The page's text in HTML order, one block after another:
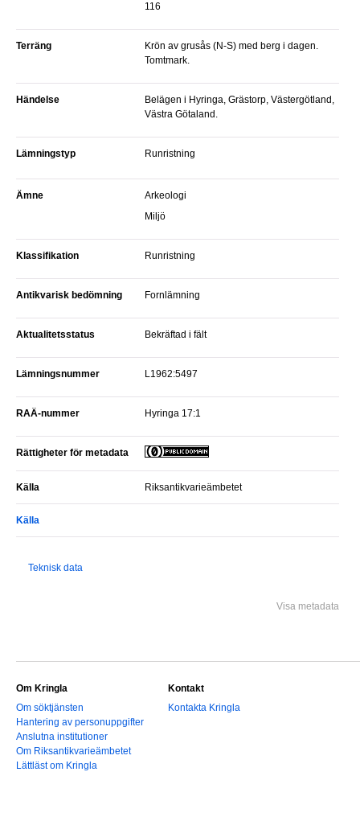
116
Terräng
Krön av grusås (N-S) med berg i dagen.
Tomtmark.
Händelse
Belägen i Hyringa, Grästorp, Västergötland,
Västra Götaland.
Lämningstyp Runristning
Ämne
Arkeologi
Miljö
Klassifikation Runristning
Antikvarisk bedömning Fornlämning
Aktualitetsstatus Bekräftad i fält
Lämningsnummer L1962:5497
RAÄ-nummer Hyringa 17:1
Rättigheter för metadata
Källa Riksantikvarieämbetet
Källa
Teknisk data
Visa metadata
Om Kringla
Om söktjänsten
Hantering av personuppgifter
Anslutna institutioner
Om Riksantikvarieämbetet
Lättläst om Kringla
Kontakt
Kontakta Kringla